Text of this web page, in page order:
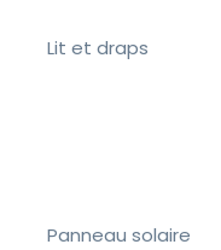
Lit et draps
Panneau solaire